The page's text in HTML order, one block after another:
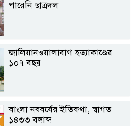
পারেনি ছাত্রদল’
জালিয়ানওয়ালাবাগ হত্যাকাণ্ডের
১০৭ বছর
বাংলা নববর্ষের ইতিকথা, স্বাগত
১৪৩৩ বঙ্গাব্দ